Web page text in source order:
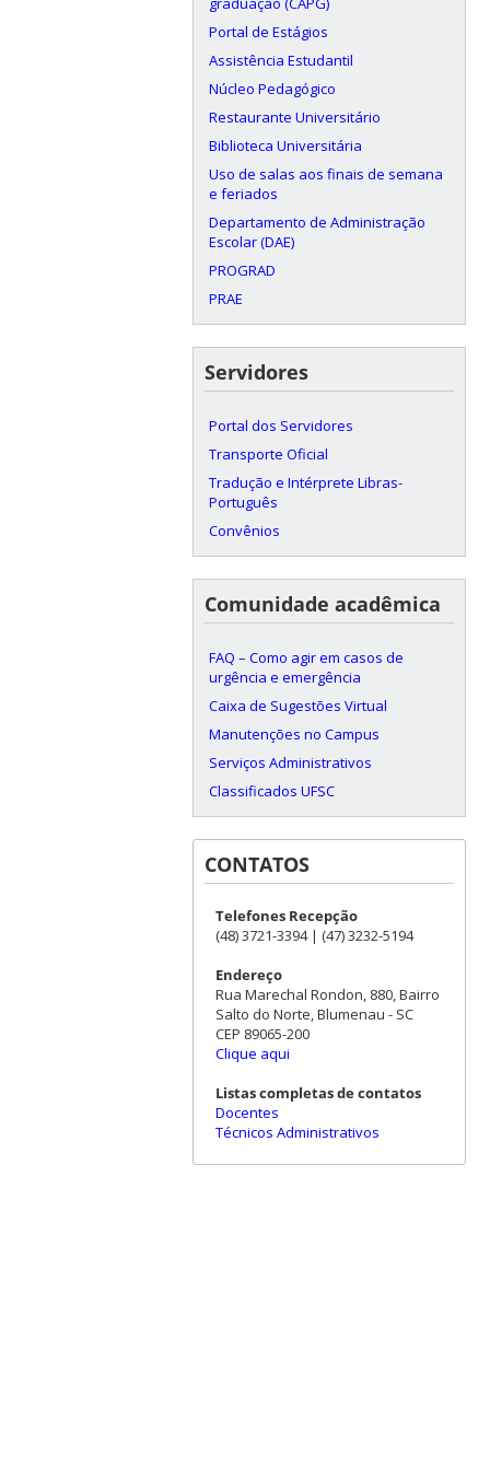
Portal de Estágios
Assistência Estudantil
Núcleo Pedagógico
Restaurante Universitário
Biblioteca Universitária
Uso de salas aos finais de semana
e feriados
Departamento de Administração
Escolar (DAE)
PROGRAD
PRAE
Servidores
Portal dos Servidores
Transporte Oficial
Tradução e Intérprete Libras-
Português
Convênios
Comunidade acadêmica
FAQ – Como agir em casos de
urgência e emergência
Caixa de Sugestões Virtual
Manutenções no Campus
Serviços Administrativos
Classificados UFSC
CONTATOS
Telefones Recepção
(48) 3721-3394 | (47) 3232-5194
Endereço
Rua Marechal Rondon, 880, Bairro
Salto do Norte, Blumenau - SC
CEP 89065-200
Clique aqui
Listas completas de contatos
Docentes
Técnicos Administrativos